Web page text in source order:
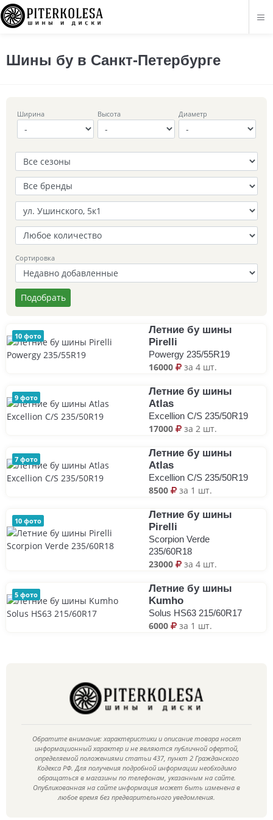
Шины бу в Санкт-Петербурге
Ширина Высота Диаметр
Сортировка
Подобрать
10 фото
Летние бу шины
Pirelli
Powergy 235/55R19
16000 за 4 шт.
9 фото
Летние бу шины
Atlas
Excellion C/S 235/50R19
17000 за 2 шт.
7 фото
Летние бу шины
Atlas
Excellion C/S 235/50R19
8500 за 1 шт.
10 фото
Летние бу шины
Pirelli
Scorpion Verde
235/60R18
23000 за 4 шт.
5 фото
Летние бу шины
Kumho
Solus HS63 215/60R17
6000 за 1 шт.
Обратите внимание: характеристики и описание товара носят
информационный характер и не являются публичной офертой,
определяемой положениями статьи 437, пункт 2 Гражданского
Кодекса РФ. Для получения подробной информации необходимо
обращаться в магазины по телефонам, указанным на сайте.
Опубликованная на сайте информация может быть изменена в
любое время без предварительного уведомления.